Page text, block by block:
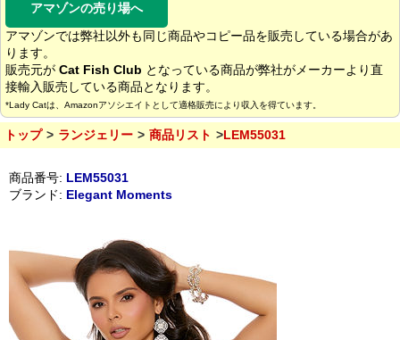
アマゾンの売り場へ
アマゾンでは弊社以外も同じ商品やコピー品を販売している場合があ
ります。
販売元が Cat Fish Club となっている商品が弊社がメーカーより直
接輸入販売している商品となります。
*Lady Catは、Amazonアソシエイトとして適格販売により収入を得ています。
トップ ランジェリー 商品リスト LEM55031
商品番号: LEM55031
ブランド: Elegant Moments